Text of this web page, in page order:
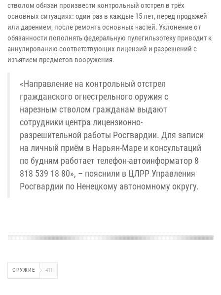
стволом обязан произвести контрольный отстрел в трёх
основных ситуациях: один раз в каждые 15 лет, перед продажей
или дарением, после ремонта основных частей. Уклонение от
обязанности пополнять федеральную пулегильзотеку приводит к
аннулированию соответствующих лицензий и разрешений с
изъятием предметов вооружения.
«Направление на контрольный отстрел
гражданского огнестрельного оружия с
нарезным стволом гражданам выдают
сотрудники центра лицензионно-
разрешительной работы Росгвардии. Для записи
на личный приём в Нарьян-Маре и консультаций
по будням работает телефон-автоинформатор 8
818 539 18 80», – пояснили в ЦЛРР Управления
Росгвардии по Ненецкому автономному округу.
ОРУЖИЕ 411